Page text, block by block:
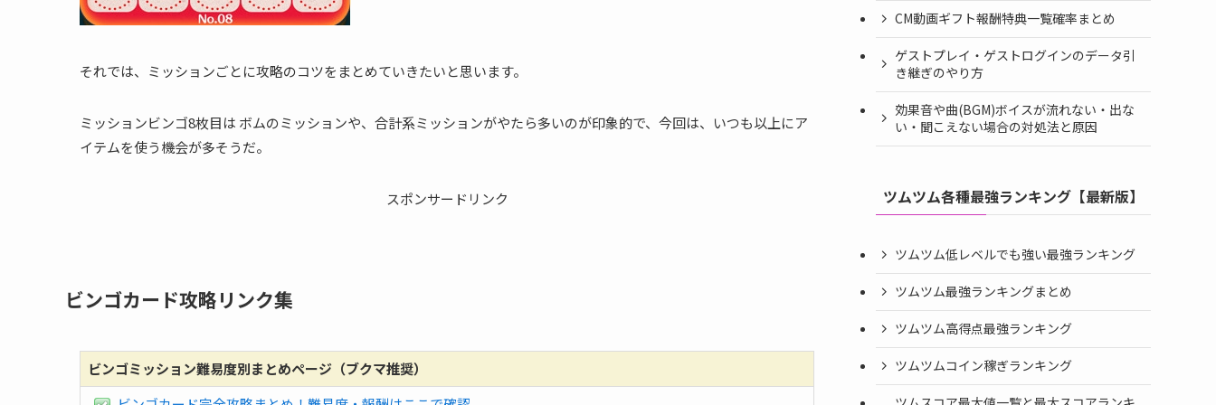
それでは、ミッションごとに攻略のコツをまとめていきたいと思います。
ミッションビンゴ8枚目は ボムのミッションや、合計系ミッションがやたら多いのが印象的で、今回は、いつも以上にア
イテムを使う機会が多そうだ。
スポンサードリンク
ビンゴカード攻略リンク集
ビンゴミッション難易度別まとめページ（ブクマ推奨）
CM動画ギフト報酬特典一覧確率まとめ
ゲストプレイ・ゲストログインのデータ引
き継ぎのやり方
効果音や曲(BGM)ボイスが流れない・出な
い・聞こえない場合の対処法と原因
ツムツム各種最強ランキング【最新版】
ツムツム低レベルでも強い最強ランキング
ツムツム最強ランキングまとめ
ツムツム高得点最強ランキング
ツムツムコイン稼ぎランキング